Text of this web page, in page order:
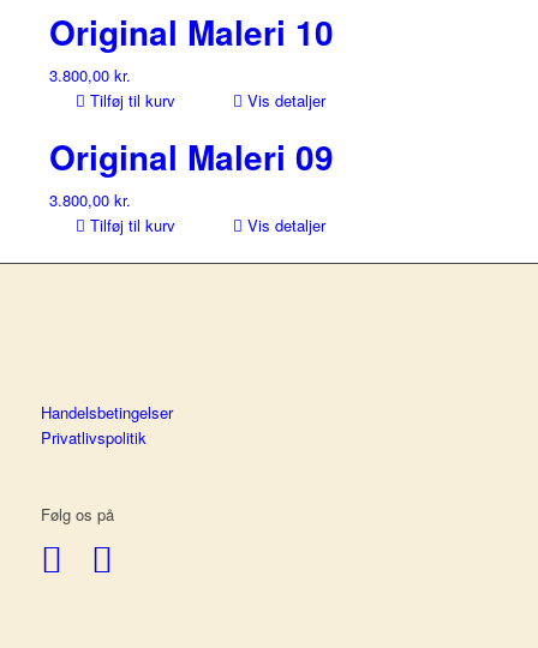
Original Maleri 10
3.800,00 kr.
Tilføj til kurv
Vis detaljer
Original Maleri 09
3.800,00 kr.
Tilføj til kurv
Vis detaljer
Handelsbetingelser
Privatlivspolitik
Følg os på